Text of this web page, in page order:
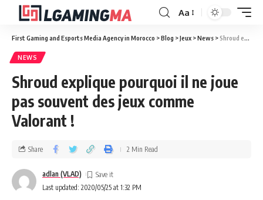
Aa
First Gaming and Esports Media Agency in Morocco >Blog >Jeux >News >Shroud explique pourquoi il ne joue pas souvent des jeux comme Valorant !
NEWS
Shroud explique pourquoi il ne joue
pas souvent des jeux comme
Valorant !
Last updated: 2020/05/25 at 1:32 PM
adlan (VLAD)
Share 2 Min Read